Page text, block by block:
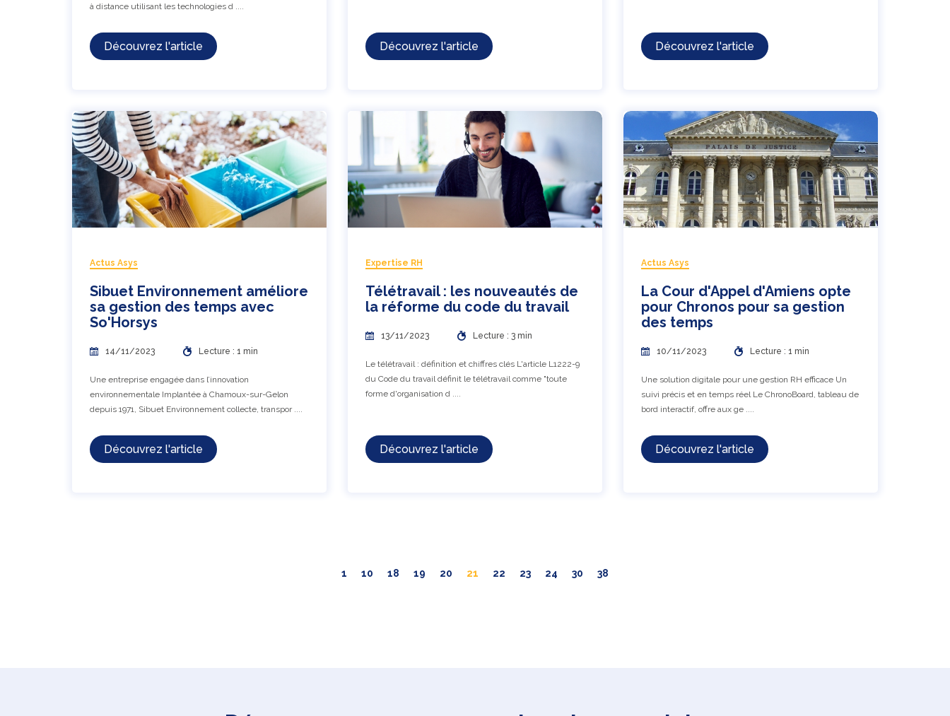
à distance utilisant les technologies d ....
Découvrez l'article Découvrez l'article Découvrez l'article
Actus Asys
Sibuet Environnement améliore
sa gestion des temps avec
So'Horsys
14/11/2023 Lecture : 1 min
Une entreprise engagée dans l’innovation
environnementale Implantée à Chamoux-sur-Gelon
depuis 1971, Sibuet Environnement collecte, transpor ....
Découvrez l'article
Expertise RH
Télétravail : les nouveautés de
la réforme du code du travail
13/11/2023 Lecture : 3 min
Le télétravail : définition et chiffres clés L'article L1222-9
du Code du travail définit le télétravail comme "toute
forme d'organisation d ....
Découvrez l'article
Actus Asys
La Cour d'Appel d'Amiens opte
pour Chronos pour sa gestion
des temps
10/11/2023 Lecture : 1 min
Une solution digitale pour une gestion RH efficace Un
suivi précis et en temps réel Le ChronoBoard, tableau de
bord interactif, offre aux ge ....
Découvrez l'article
1 10 18 19 20 21 22 23 24 30 38